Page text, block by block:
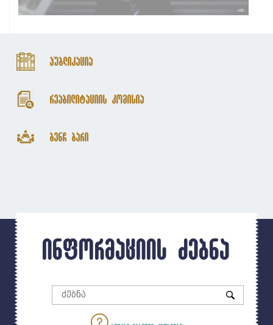
პუბლიკაცია
რეაბილიტაციის კომისია
ბენჩ ბარი
ინფორმაციის ძებნა